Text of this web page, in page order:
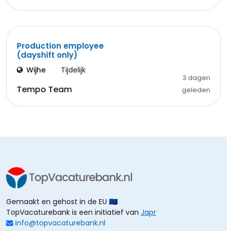
Production employee
(dayshift only)
Wijhe Tijdelijk
Tempo Team
3 dagen
geleden
Gemaakt en gehost in de EU 🇪🇺
TopVacaturebank is een initiatief van Japr
info@topvacaturebank.nl